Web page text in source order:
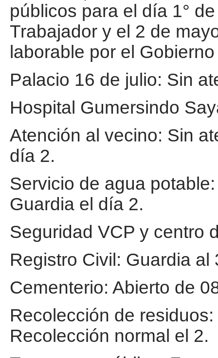
públicos para el día 1°
Trabajador y el 2 de
laborable por el
Palacio 16 de julio: Sin
Hospital Gumersindo
Atención al vecino: Sin
día 2.
Servicio de agua
Guardia el día 2.
Seguridad VCP y centro
Registro Civil: Guardia al
Cementerio: Abierto de
Recolección de
Recolección normal el 2.